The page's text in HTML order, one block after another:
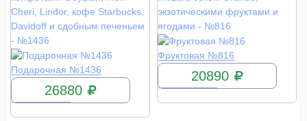
Подарочная №1436
КУПИТЬ
26880
Фруктовая №816
КУПИТЬ
20890